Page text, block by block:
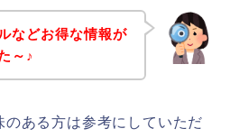
などお得な情報が
～♪
ある方は参考にしていただ